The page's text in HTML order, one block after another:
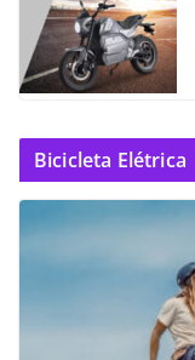
Bicicleta Elétrica